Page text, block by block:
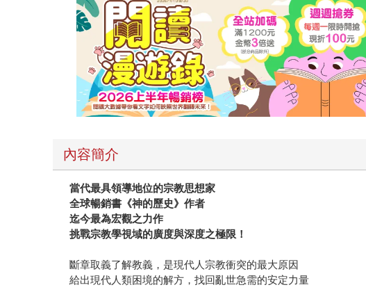
內容簡介
當代最具領導地位的宗教思想家
全球暢銷書《神的歷史》作者
迄今最為宏觀之力作
挑戰宗教學視域的廣度與深度之極限！
斷章取義了解教義，是現代人宗教衝突的最大原因
給出現代人類困境的解方，找回亂世急需的安定力量